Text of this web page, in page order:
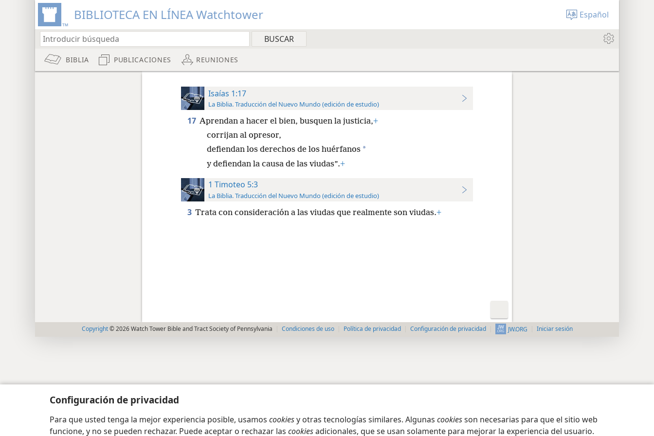
Configuración de privacidad
Para que usted tenga la mejor experiencia posible, usamos cookiesy otras tecnologías similares. Algunas cookiesson necesarias para que el sitio web
funcione, y no se pueden rechazar. Puede aceptar o rechazar las cookiesadicionales, que se usan solamente para mejorar la experiencia del usuario.
BIBLIOTECA EN LÍNEA Watchtower Español
BIBLIA PUBLICACIONES REUNIONES
Isaías 1:17
La Biblia. Traducción del Nuevo Mundo (edición de estudio)
17 Aprendan a hacer el bien, busquen la justicia,+
corrijan al opresor,
defiendan los derechos de los huérfanos *
y defiendan la causa de las viudas”.+
1 Timoteo 5:3
La Biblia. Traducción del Nuevo Mundo (edición de estudio)
3 Trata con consideración a las viudas que realmente son viudas.+
Copyright © 2026 Watch Tower Bible and Tract Society of Pennsylvania Condiciones de uso Política de privacidad Configuración de privacidad JW.ORG Iniciar sesión